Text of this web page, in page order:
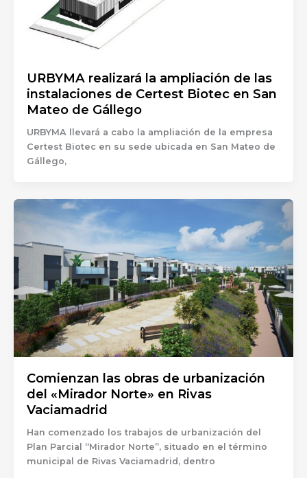
URBYMA realizará la ampliación de las
instalaciones de Certest Biotec en San
Mateo de Gállego
URBYMA llevará a cabo la ampliación de la empresa
Certest Biotec en su sede ubicada en San Mateo de
Gállego,
Comienzan las obras de urbanización
del «Mirador Norte» en Rivas
Vaciamadrid
Han comenzado los trabajos de urbanización del
Plan Parcial “Mirador Norte”, situado en el término
municipal de Rivas Vaciamadrid, dentro